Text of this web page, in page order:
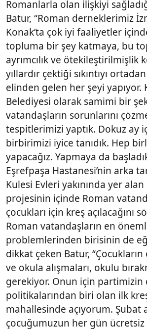
Romanlarla olan ilişkiyi
Batur, “Roman derneklerimiz
Konak’ta çok iyi faaliyetler
topluma bir şey katmaya, bu
ayrımcılık ve ötekileştirilmişlik
yıllardır çektiği sıkıntıyı
elinden gelen her şeyi yapıyor.
Belediyesi olarak samimi bir
vatandaşların sorunlarını
tespitlerimizi yaptık. Dokuz ay
birbirimizi iyice tanıdık. Hep
yapacağız. Yapmaya da
Eşrefpaşa Hastanesi’nin arka
Kulesi Evleri yakınında yer
projesinin içinde Roman
çocukları için kreş açılacağını
Roman vatandaşların en
problemlerinden birisinin de
dikkat çeken Batur,
ve okula alışmaları, okulu
gerekiyor. Onun için partimizin
politikalarından biri olan ilk
mahallesinde açıyorum. Şubat
çocuğumuzun her gün